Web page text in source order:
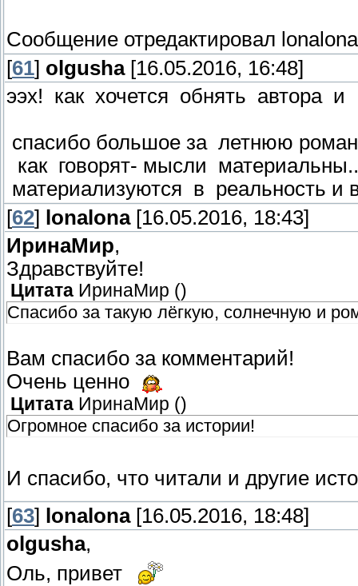
Сообщение отредактировал lonalona
[61] olgusha[16.05.2016, 16:48]
ээх! как хочется обнять автора и
спасибо большое за летнюю
как говорят- мысли
материализуются в реальность и
[62] lonalona[16.05.2016, 18:43]
ИринаМир,
Здравствуйте!
Цитата ИринаМир ()
Спасибо за такую лёгкую, солнечную и
Вам спасибо за комментарий!
Очень ценно
Цитата ИринаМир ()
Огромное спасибо за истории!
И спасибо, что читали и другие
[63] lonalona[16.05.2016, 18:48]
olgusha,
Оль, привет